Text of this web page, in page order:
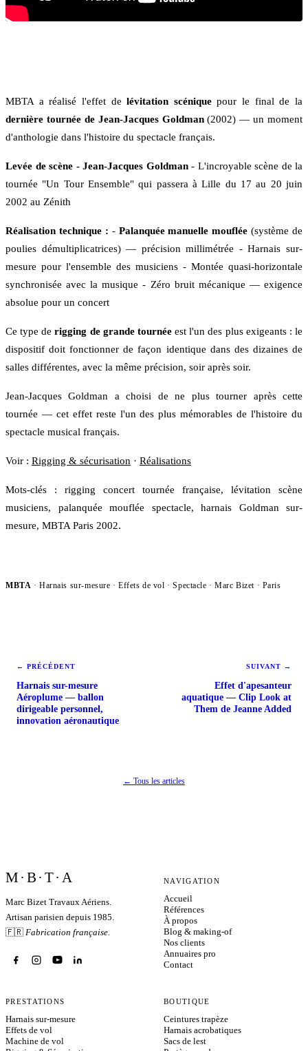
MBTA a réalisé l'effet delévitation scéniquepour le final de la
dernière tournée de Jean-Jacques Goldman(2002) — un moment
d'anthologie dans l'histoire du spectacle français.
Levée de scène - Jean-Jacques Goldman- L'incroyable scène de la
tournée "Un Tour Ensemble" qui passera à Lille du 17 au 20 juin
2002 au Zénith
Réalisation technique : - Palanquée manuelle mouflée (système de
poulies démultiplicatrices) — précision millimétrée - Harnais sur-
mesure pour l'ensemble des musiciens - Montée quasi-horizontale
synchronisée avec la musique - Zéro bruit mécanique — exigence
absolue pour un concert
Ce type derigging de grande tournéeest l'un des plus exigeants : le
dispositif doit fonctionner de façon identique dans des dizaines de
salles différentes, avec la même précision, soir après soir.
Jean-Jacques Goldman a choisi de ne plus tourner après cette
tournée — cet effet reste l'un des plus mémorables de l'histoire du
spectacle musical français.
Voir : Rigging & sécurisation · Réalisations
Mots-clés : rigging concert tournée française, lévitation scène
musiciens, palanquée mouflée spectacle, harnais Goldman sur-
mesure, MBTA Paris 2002.
MBTA · Harnais sur-mesure · Effets de vol ·Spectacle · Marc Bizet · Paris
← PRÉCÉDENT
Harnais sur-mesure
Aéroplume — ballon
dirigeable personnel,
innovation aéronautique
SUIVANT →
Effet d'apesanteur
aquatique — Clip Look at
Them de Jeanne Added
← Tous les articles
M·B·T·A
Marc Bizet Travaux Aériens.
Artisan parisien depuis 1985.
🇫🇷 Fabrication française.
NAVIGATION
Accueil
Références
À propos
Blog & making-of
Nos clients
Annuaires pro
Contact
PRESTATIONS
Harnais sur-mesure
Effets de vol
Machine de vol
BOUTIQUE
Ceintures trapèze
Harnais acrobatiques
Sacs de lest